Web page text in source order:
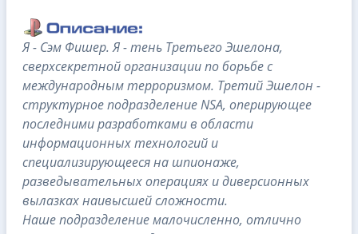
Я - Сэм Фишер. Я - тень Третьего Эшелона,
сверхсекретной организации по борьбе с
международным терроризмом. Третий Эшелон -
структурное подразделение NSA, оперирующее
последними разработками в области
информационных технологий и
специализирующееся на шпионаже,
разведывательных операциях и диверсионных
вылазках наивысшей сложности.
Наше подразделение малочисленно, отлично